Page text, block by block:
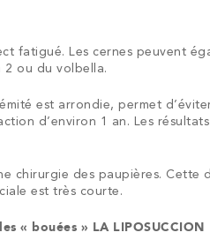
fatigué. Les cernes peuvent
2 ou du volbella.
est arrondie, permet
d’environ 1 an. Les
chirurgie des paupières. Cette
est très courte.
« bouées » LA LIPOSUCCION